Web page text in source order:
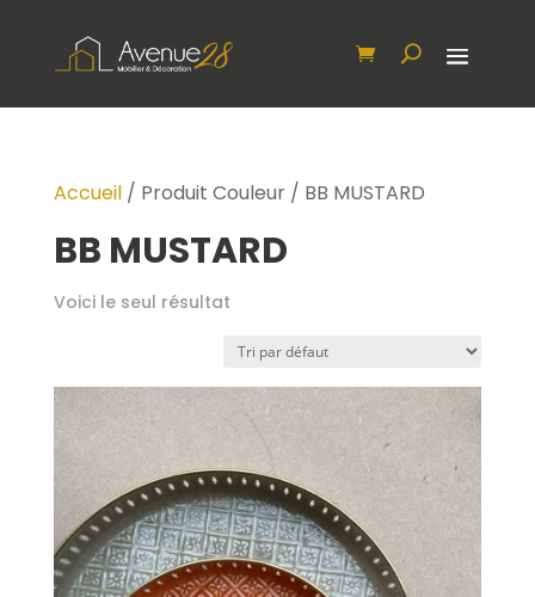
Accueil/ Produit Couleur / BB MUSTARD
BB MUSTARD
Voici le seul résultat